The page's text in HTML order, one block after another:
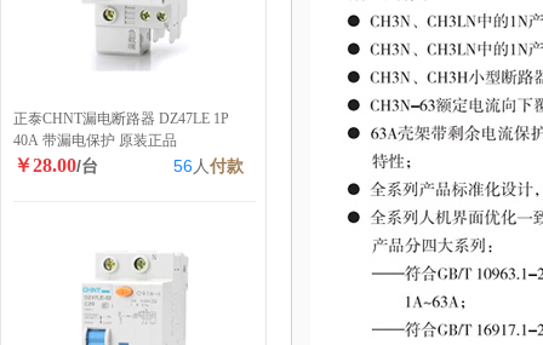
正泰CHNT漏电断路器 DZ47LE 1P
40A 带漏电保护 原装正品
￥28.00/台 56人付款